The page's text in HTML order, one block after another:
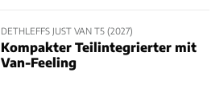
DETHLEFFS JUST VAN T5 (2027)
Kompakter Teilintegrierter mit
Van-Feeling